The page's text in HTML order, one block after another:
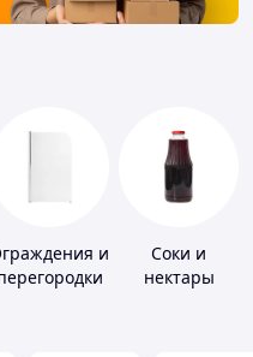
и
Соки и
нектары